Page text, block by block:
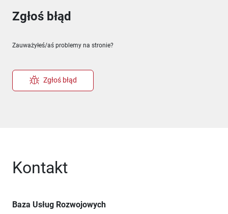
Zgłoś błąd
Zauważyłeś/aś problemy na stronie?
Zgłoś błąd
Kontakt
Baza Usług Rozwojowych